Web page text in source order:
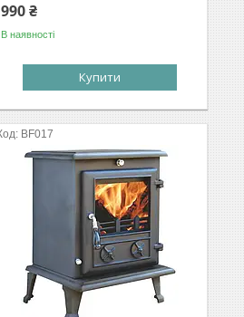
990 ₴
В наявності
Купити
BF017